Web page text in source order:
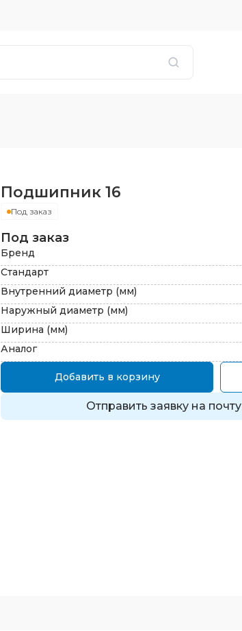
Подшипник 16
Под заказ
Под заказ
Бренд
Стандарт
Внутренний диаметр (мм)
Наружный диаметр (мм)
Ширина (мм)
Аналог
Добавить в корзину
Отправить заявку на почту